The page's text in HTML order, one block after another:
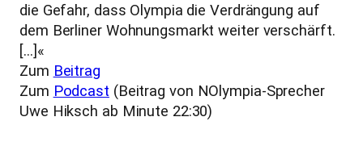
die Gefahr, dass Olympia die Verdrängung auf
dem Berliner Wohnungsmarkt weiter verschärft.
[…]«
Zum Beitrag
Zum Podcast (Beitrag von NOlympia-Sprecher
Uwe Hiksch ab Minute 22:30)